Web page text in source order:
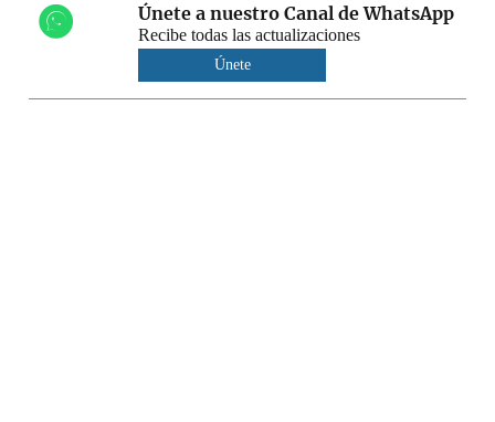
Únete a nuestro Canal de WhatsApp
Recibe todas las actualizaciones
Únete